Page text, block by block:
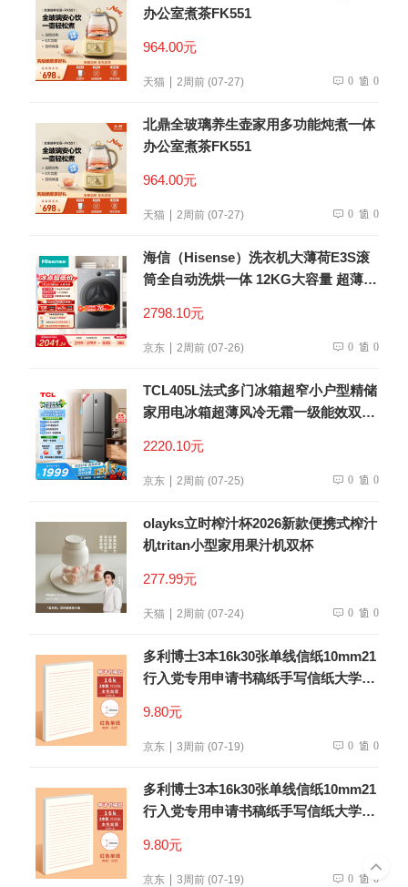
办公室煮茶FK551
964.00元
天猫 2周前 (07-27) 0 0
北鼎全玻璃养生壶家用多功能炖煮一体
办公室煮茶FK551
964.00元
天猫 2周前 (07-27) 0 0
海信（Hisense）洗衣机大薄荷E3S滚
筒全自动洗烘一体 12KG大容量 超薄智
自营
2798.10元
京东 2周前 (07-26) 0 0
TCL405L法式多门冰箱超窄小户型精储
家用电冰箱超薄风冷无霜一级能效双变
2220.10元
京东 2周前 (07-25) 0 0
olayks立时榨汁杯2026新款便携式榨汁
机tritan小型家用果汁机双杯
277.99元
天猫 2周前 (07-24) 0 0
多利博士3本16k30张单线信纸10mm21
行入党专用申请书稿纸手写信纸大学生
9.80元
京东 3周前 (07-19) 0 0
多利博士3本16k30张单线信纸10mm21
行入党专用申请书稿纸手写信纸大学生
9.80元
京东 3周前 (07-19) 0 0